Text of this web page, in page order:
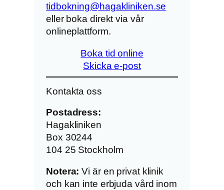
tidbokning@hagakliniken.se
eller boka direkt via vår
onlineplattform.
Boka tid online
Skicka e-post
Kontakta oss
Postadress:
Hagakliniken
Box 30244
104 25 Stockholm
Notera: Vi är en privat klinik
och kan inte erbjuda vård inom